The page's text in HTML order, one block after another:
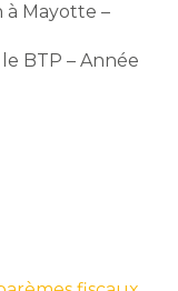
à Mayotte –
BTP – Année